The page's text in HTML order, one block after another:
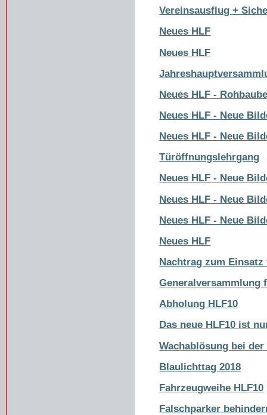
Vereinsausflug +
Neues HLF
Neues HLF
Neues HLF -
Neues HLF - Neue
Neues HLF - Neue
Türöffnungslehrgang
Neues HLF - Neue
Neues HLF - Neue
Neues HLF - Neue
Neues HLF
Nachtrag zum Einsatz
Generalversammlung
Abholung HLF10
Das neue HLF10 ist
Wachablösung bei
Blaulichttag 2018
Fahrzeugweihe HLF10
Falschparker